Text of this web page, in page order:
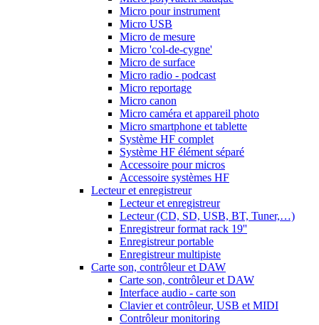
Micro pour instrument
Micro USB
Micro de mesure
Micro 'col-de-cygne'
Micro de surface
Micro radio - podcast
Micro reportage
Micro canon
Micro caméra et appareil photo
Micro smartphone et tablette
Système HF complet
Système HF élément séparé
Accessoire pour micros
Accessoire systèmes HF
Lecteur et enregistreur
Lecteur et enregistreur
Lecteur (CD, SD, USB, BT, Tuner,…)
Enregistreur format rack 19''
Enregistreur portable
Enregistreur multipiste
Carte son, contrôleur et DAW
Carte son, contrôleur et DAW
Interface audio - carte son
Clavier et contrôleur, USB et MIDI
Contrôleur monitoring